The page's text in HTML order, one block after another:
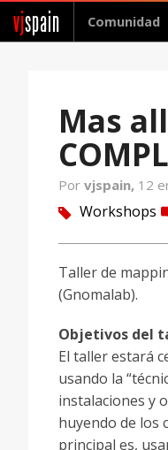
vjspain Comunidad
Mas
Por vjspain, 12
tag Workshops
Taller de
(Gnomalab).
Objetivos del
El taller estará
usando la
instalaciones y
huyendo de los
principal es,